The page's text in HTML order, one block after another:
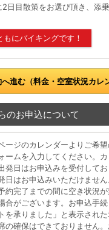
日目散策をお選び頂き、添
にバイキングです！
進む（料金・空室状況カレ
のお申込について
ージのカレンダーよりご希
ームを入力してください。
発日はお申込みを受付して
日はお申込みいただけませ
約完了までの間に空き状況
合がございます。お申込手
を承りました」と表示され
の確保はできておりません